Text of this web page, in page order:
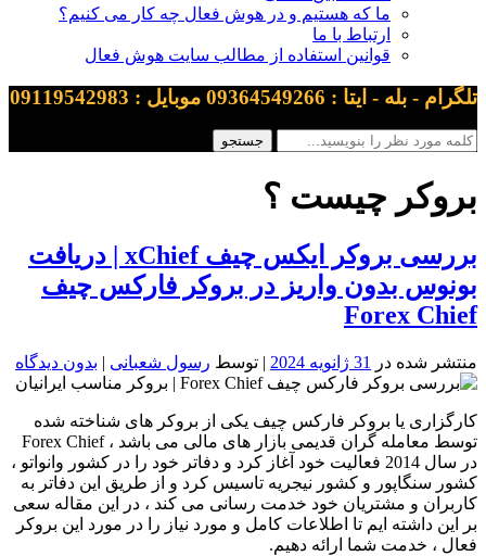
ما که هستیم و در هوش فعال چه کار می کنیم؟
ارتباط با ما
قوانین استفاده از مطالب سایت هوش فعال
تلگرام - بله - ایتا : 09364549266 موبایل : 09119542983
بروکر چیست ؟
بررسی بروکر ایکس چیف xChief | دریافت
بونوس بدون واریز در بروکر فارکس چیف
Forex Chief
منتشر شده در 31 ژانویه 2024 | توسط رسول شعبانی | بدون دیدگاه
کارگزاری یا بروکر فارکس چیف یکی از بروکر های شناخته شده
توسط معامله گران قدیمی بازار های مالی می باشد ، Forex Chief
در سال 2014 فعالیت خود آغاز کرد و دفاتر خود را در کشور وانواتو ،
کشور سنگاپور و کشور نیجریه تاسیس کرد و از طریق این دفاتر به
کاربران و مشتریان خود خدمت رسانی می کند ، در این مقاله سعی
بر این داشته ایم تا اطلاعات کامل و مورد نیاز را در مورد این بروکر
فعال ، خدمت شما ارائه دهیم.